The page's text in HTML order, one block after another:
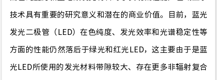
技术具有重要的研究意义和潜在的商业价值。目前，蓝光
发光二极管 （ LED）在色纯度、发光效率和光谱稳定性等
方面的性能仍然落后于绿光和红光 LED，这主要由于是蓝
光 LED所使用的发光材料带隙较大、存在更多非辐射复合